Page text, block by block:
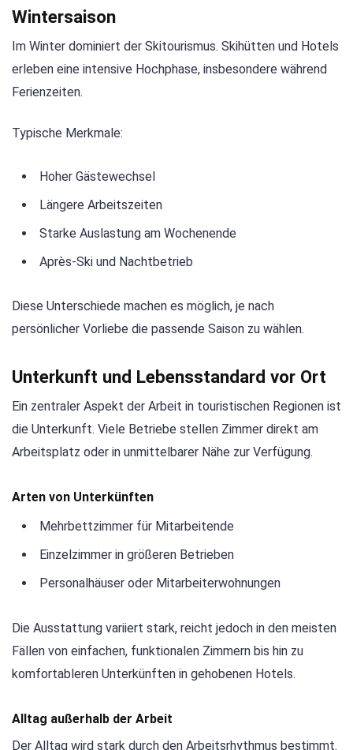
Wintersaison
Im Winter dominiert der Skitourismus. Skihütten und Hotels
erleben eine intensive Hochphase, insbesondere während
Ferienzeiten.
Typische Merkmale:
Hoher Gästewechsel
Längere Arbeitszeiten
Starke Auslastung am Wochenende
Après-Ski und Nachtbetrieb
Diese Unterschiede machen es möglich, je nach
persönlicher Vorliebe die passende Saison zu wählen.
Unterkunft und Lebensstandard vor Ort
Ein zentraler Aspekt der Arbeit in touristischen Regionen ist
die Unterkunft. Viele Betriebe stellen Zimmer direkt am
Arbeitsplatz oder in unmittelbarer Nähe zur Verfügung.
Arten von Unterkünften
Mehrbettzimmer für Mitarbeitende
Einzelzimmer in größeren Betrieben
Personalhäuser oder Mitarbeiterwohnungen
Die Ausstattung variiert stark, reicht jedoch in den meisten
Fällen von einfachen, funktionalen Zimmern bis hin zu
komfortableren Unterkünften in gehobenen Hotels.
Alltag außerhalb der Arbeit
Der Alltag wird stark durch den Arbeitsrhythmus bestimmt.